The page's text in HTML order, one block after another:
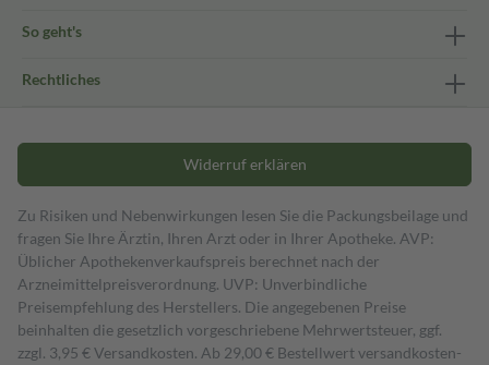
So geht's
Rechtliches
Widerruf erklären
Zu Risiken und Nebenwirkungen lesen Sie die Packungsbeilage und
fragen Sie Ihre Ärztin, Ihren Arzt oder in Ihrer Apotheke. AVP:
Üblicher Apothekenverkaufspreis berechnet nach der
Arzneimittelpreisverordnung. UVP: Unverbindliche
Preisempfehlung des Herstellers. Die angegebenen Preise
beinhalten die gesetzlich vorgeschriebene Mehrwertsteuer, ggf.
zzgl. 3,95 € Versandkosten. Ab 29,00 € Bestell­wert versand­kosten­